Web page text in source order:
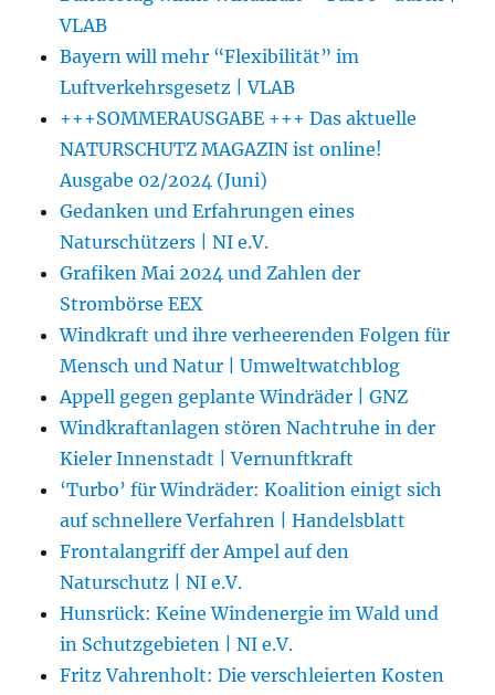
VLAB
Bayern will mehr “Flexibilität” im
Luftverkehrsgesetz | VLAB
+++SOMMERAUSGABE +++ Das aktuelle
NATURSCHUTZ MAGAZIN ist online!
Ausgabe 02/2024 (Juni)
Gedanken und Erfahrungen eines
Naturschützers | NI e.V.
Grafiken Mai 2024 und Zahlen der
Strombörse EEX
Windkraft und ihre verheerenden Folgen für
Mensch und Natur | Umweltwatchblog
Appell gegen geplante Windräder | GNZ
Windkraftanlagen stören Nachtruhe in der
Kieler Innenstadt | Vernunftkraft
‘Turbo’ für Windräder: Koalition einigt sich
auf schnellere Verfahren | Handelsblatt
Frontalangriff der Ampel auf den
Naturschutz | NI e.V.
Hunsrück: Keine Windenergie im Wald und
in Schutzgebieten | NI e.V.
Fritz Vahrenholt: Die verschleierten Kosten